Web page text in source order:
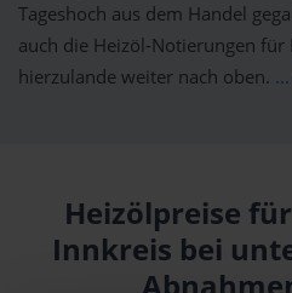
Tageshoch aus dem Handel
auch die Heizöl-Notierungen für
hierzulande weiter nach oben.
Heizölpreise
Innkreis bei